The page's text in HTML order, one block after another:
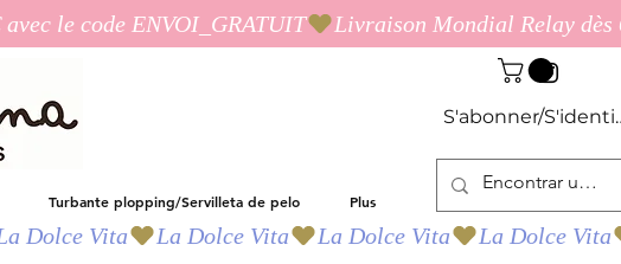
S'abonner/
Turbante plopping/Servilleta de pelo Plus